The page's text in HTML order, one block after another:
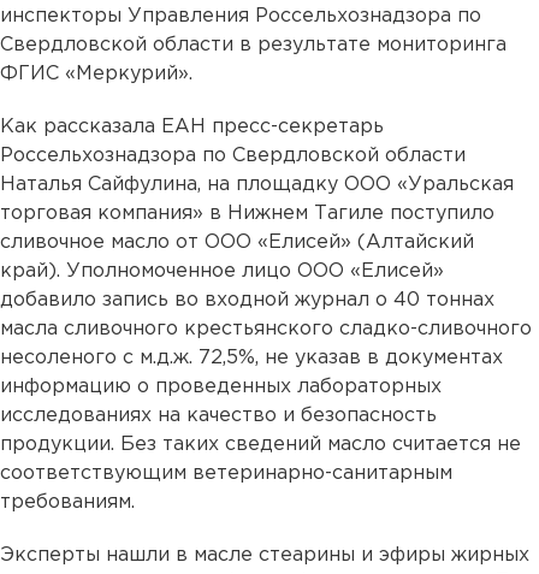
инспекторы Управления Россельхознадзора по
Свердловской области в результате мониторинга
ФГИС «Меркурий».
Как рассказала ЕАН пресс-секретарь
Россельхознадзора по Свердловской области
Наталья Сайфулина, на площадку ООО «Уральская
торговая компания» в Нижнем Тагиле поступило
сливочное масло от ООО «Елисей» (Алтайский
край). Уполномоченное лицо ООО «Елисей»
добавило запись во входной журнал о 40 тоннах
масла сливочного крестьянского сладко-сливочного
несоленого с м.д.ж. 72,5%, не указав в документах
информацию о проведенных лабораторных
исследованиях на качество и безопасность
продукции. Без таких сведений масло считается не
соответствующим ветеринарно-санитарным
требованиям.
Эксперты нашли в масле стеарины и эфиры жирных